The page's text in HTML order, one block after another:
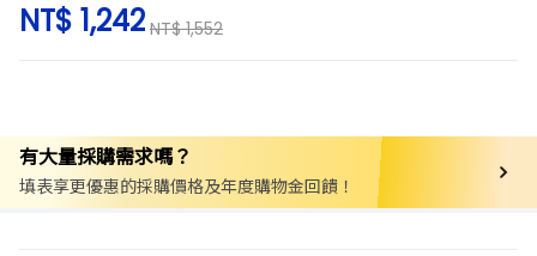
NT$ 1,242 NT$ 1,552
有大量採購需求嗎？
填表享更優惠的採購價格及年度購物金回饋！